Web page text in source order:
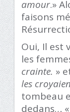
amour.»
faisons
Oui, Il est
les
crainte. »
les
tombeau
dedans… «